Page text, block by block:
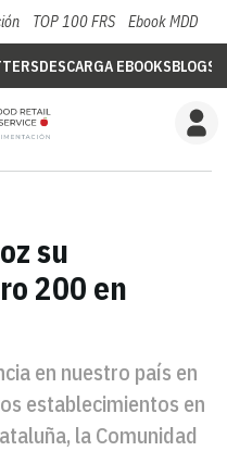
TOP 100 FRS Ebook MDD
DESCARGA EBOOKSBLOGS
su
200 en
en nuestro país en
establecimientos en
la Comunidad